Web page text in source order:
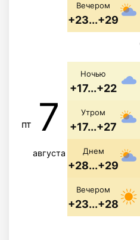
Вечером
+23...+29
пт 7
августа
Ночью
+17...+22
Утром
+17...+27
Днем
+28...+29
Вечером
+23...+28